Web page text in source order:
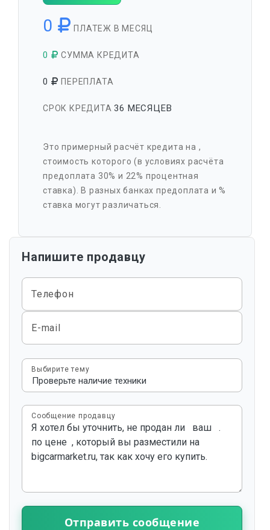
0 ПЛАТЕЖ В МЕСЯЦ
0 СУММА КРЕДИТА
0 ПЕРЕПЛАТА
СРОК КРЕДИТА36 МЕСЯЦЕВ
Это примерный расчёт кредита на ,
стоимость которого(в условиях расчёта
предоплата 30% и 22% процентная
ставка). В разных банках предоплата и %
ставка могут различаться.
Напишите продавцу
Телефон
E-mail
Выбирите тему
Сообщение продавцу
Отправить сообщение